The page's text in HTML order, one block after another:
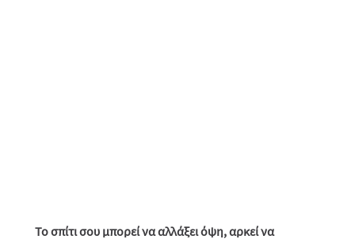
Το σπίτι σου μπορεί να αλλάξει όψη, αρκεί να